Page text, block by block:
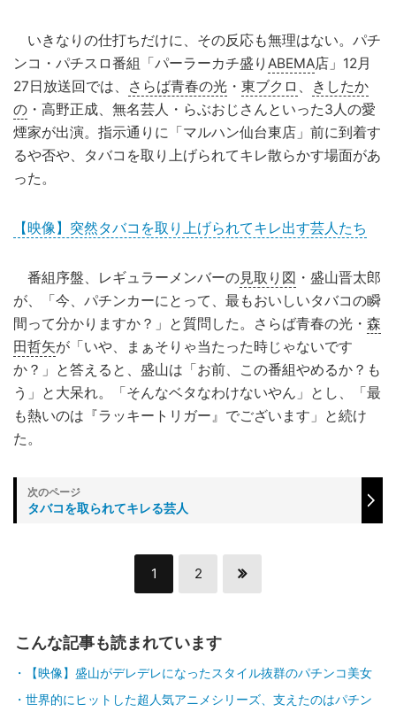
いきなりの仕打ちだけに、その反応も無理はない。パチ
ンコ・パチスロ番組「パーラーカチ盛り ABEMA店」12月
27日放送回では、
さらば青春の光 ・ 東ブクロ
きしたか
の ・高野正成、無名芸人・らぶおじさんといった3人の愛
煙家が出演。指示通りに「マルハン仙台東店」前に到着す
るや否や、タバコを取り上げられてキレ散らかす場面があ
った。
【映像】突然タバコを取り上げられてキレ出す芸人たち
番組序盤、レギュラーメンバーの見取り図 ・盛山晋太郎
が、「今、パチンカーにとって、最もおいしいタバコの瞬
間って分かりますか？」と質問した。さらば青春の光・ 森
田哲矢が「いや、まぁそりゃ当たった時じゃないです
か？」と答えると、盛山は「お前、この番組やめるか？も
う」と大呆れ。「そんなベタなわけないやん」とし、「最
も熱いのは『ラッキートリガー』でございます」と続け
た。
タバコを取られてキレる芸人
1 2
こんな記事も読まれています
【映像】盛山がデレデレになったスタイル抜群のパチンコ美女
世界的にヒットした超人気アニメシリーズ、支えたのはパチン